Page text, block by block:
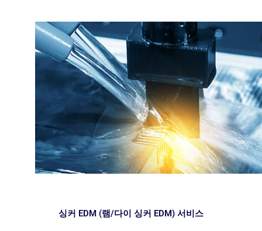
싱커 EDM (램/다이 싱커 EDM) 서비스